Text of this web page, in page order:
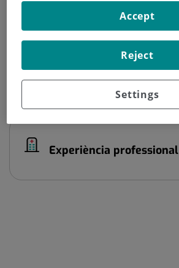
Dades del professional
Experiència professional
Settings
Reject
Accept